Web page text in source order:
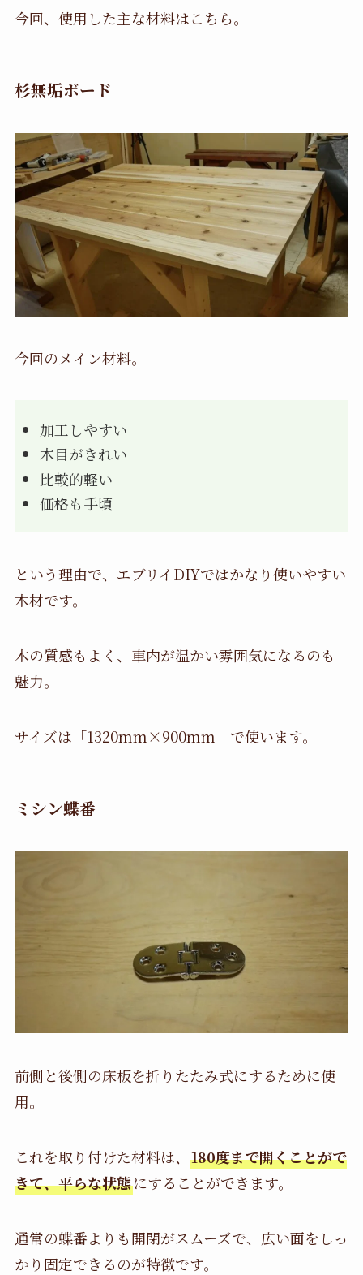
今回、使用した主な材料はこちら。
杉無垢ボード
今回のメイン材料。
加工しやすい
木目がきれい
比較的軽い
価格も手頃
という理由で、エブリイDIYではかなり使いやすい
木材です。
木の質感もよく、車内が温かい雰囲気になるのも
魅力。
サイズは「1320mm×900mm」で使います。
ミシン蝶番
前側と後側の床板を折りたたみ式にするために使
用。
これを取り付けた材料は、 180度まで開くことがで
きて、平らな状態にすることができます。
通常の蝶番よりも開閉がスムーズで、広い面をしっ
かり固定できるのが特徴です。